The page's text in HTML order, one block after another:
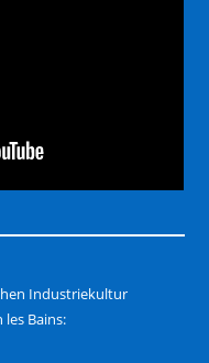
Industriekultur
Bains: